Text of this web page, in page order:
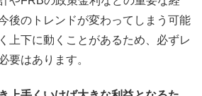
後のトレンドが変わってしまう可能
上下に動くことがあるため、必ずレ
要はあります。